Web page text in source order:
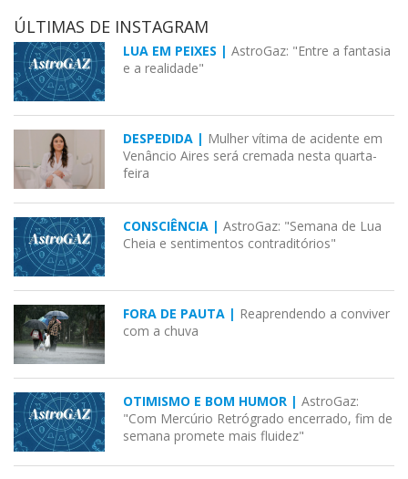
ÚLTIMAS DE INSTAGRAM
LUA EM PEIXES | AstroGaz: "Entre a fantasia
e a realidade"
DESPEDIDA | Mulher vítima de acidente em
Venâncio Aires será cremada nesta quarta-
feira
CONSCIÊNCIA | AstroGaz: "Semana de Lua
Cheia e sentimentos contraditórios"
FORA DE PAUTA | Reaprendendo a conviver
com a chuva
OTIMISMO E BOM HUMOR | AstroGaz:
"Com Mercúrio Retrógrado encerrado, fim de
semana promete mais fluidez"